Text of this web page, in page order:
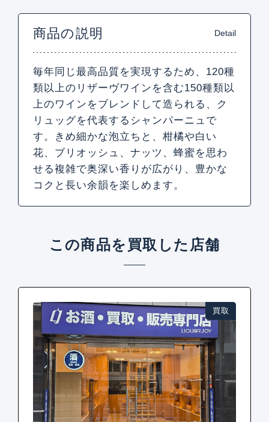
商品の説明 Detail
毎年同じ最高品質を実現するため、120種
類以上のリザーヴワインを含む150種類以
上のワインをブレンドして造られる、ク
リュッグを代表するシャンパーニュで
す。きめ細かな泡立ちと、柑橘や白い
花、ブリオッシュ、ナッツ、蜂蜜を思わ
せる複雑で奥深い香りが広がり、豊かな
コクと長い余韻を楽しめます。
この商品を買取した店舗
買取